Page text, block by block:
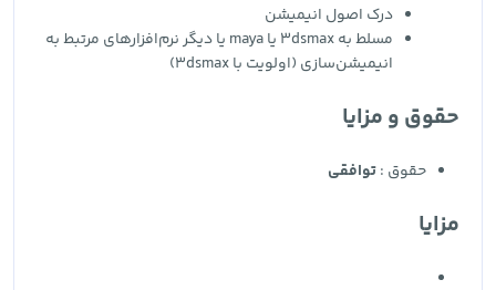
درک اصول انیمیشن
مسلط به 3dsmax یا maya یا دیگر نرم‌افزارهای مرتبط به
انیمیشن‌سازی (اولویت با 3dsmax)
حقوق و مزایا
حقوق :توافقی
مزایا